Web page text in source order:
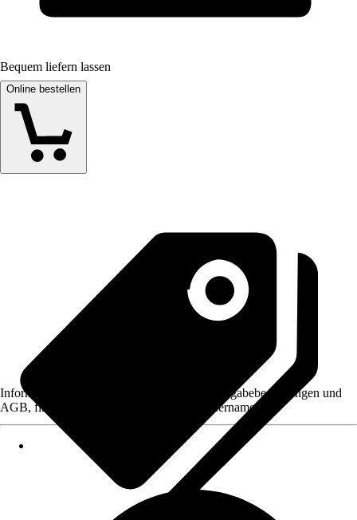
Bequem liefern lassen
Online bestellen
Informationen des Verkäufers, wie z. B. Rückgabebedingungen und
AGB, finden Sie bei Klick auf den Verkäufernamen.